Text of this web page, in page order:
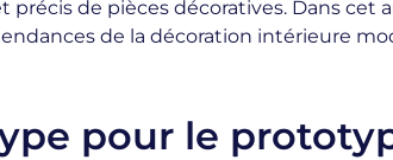
de pièces décoratives. Dans cet
de la décoration intérieure
pour le